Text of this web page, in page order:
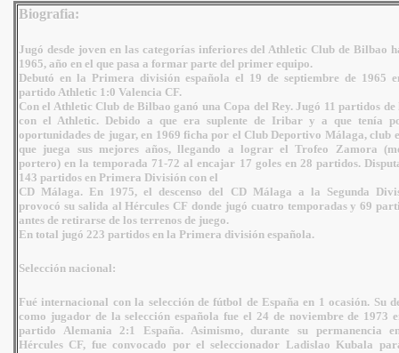
Biografia:
Jugó desde joven en las categorías inferiores del Athletic Club de Bilbao
1965, año en el que pasa a formar parte del primer equipo.
Debutó en la Primera división española el 19 de septiembre de 1965
partido Athletic 1:0 Valencia CF.
Con el Athletic Club de Bilbao ganó una Copa del Rey. Jugó 11 partidos
con el Athletic. Debido a que era suplente de Iribar y a que tenía
oportunidades de jugar, en 1969 ficha por el Club Deportivo Málaga, club
que juega sus mejores años, llegando a lograr el Trofeo Zamora
portero) en la temporada 71-72 al encajar 17 goles en 28 partidos.
143 partidos en Primera División con el
CD Málaga. En 1975, el descenso del CD Málaga a la Segunda
provocó su salida al Hércules CF donde jugó cuatro temporadas y 69
antes de retirarse de los terrenos de juego.
En total jugó 223 partidos en la Primera división española.
Selección nacional:
Fué internacional con la selección de fútbol de España en 1 ocasión. Su
como jugador de la selección española fue el 24 de noviembre de 1973
partido Alemania 2:1 España. Asimismo, durante su permanencia
Hércules CF, fue convocado por el seleccionador Ladislao Kubala